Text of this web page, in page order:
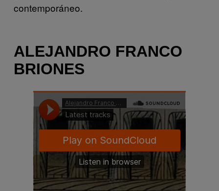
contemporáneo.
ALEJANDRO FRANCO
BRIONES